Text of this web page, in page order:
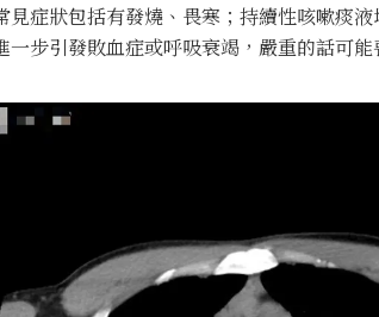
症狀包括有發燒、畏寒；持續性咳嗽痰
步引發敗血症或呼吸衰竭，嚴重的話可能